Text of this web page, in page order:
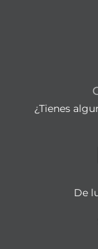
¿Tienes
De